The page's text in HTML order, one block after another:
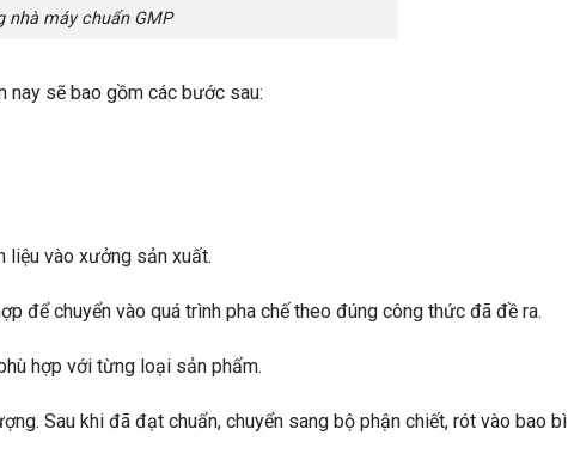
nhà máy chuẩn GMP
nay sẽ bao gồm các bước sau:
liệu vào xưởng sản xuất.
để chuyển vào quá trình pha chế theo đúng công thức đã đề ra.
hợp với từng loại sản phẩm.
Sau khi đã đạt chuẩn, chuyển sang bộ phận chiết, rót vào bao bì